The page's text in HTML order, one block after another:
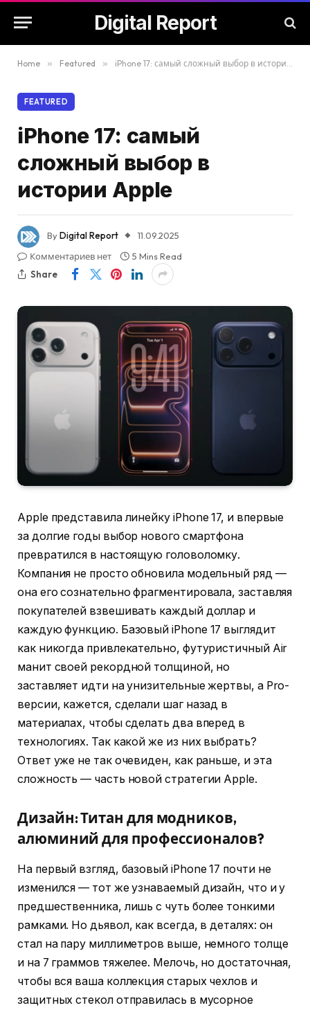
Digital Report
Home » Featured » iPhone 17: самый сложный выбор в истории Apple
FEATURED
iPhone 17: самый
сложный выбор в
истории Apple
ByDigital Report
11.09.2025
Комментариев нет
5 Mins Read
Share
Apple представила линейку iPhone 17, и впервые
за долгие годы выбор нового смартфона
превратился в настоящую головоломку.
Компания не просто обновила модельный ряд —
она его сознательно фрагментировала, заставляя
покупателей взвешивать каждый доллар и
каждую функцию. Базовый iPhone 17 выглядит
как никогда привлекательно, футуристичный Air
манит своей рекордной толщиной, но
заставляет идти на унизительные жертвы, а Pro-
версии, кажется, сделали шаг назад в
материалах, чтобы сделать два вперед в
технологиях. Так какой же из них выбрать?
Ответ уже не так очевиден, как раньше, и эта
сложность — часть новой стратегии Apple.
Дизайн: Титан для модников,
алюминий для профессионалов?
На первый взгляд, базовый iPhone 17 почти не
изменился — тот же узнаваемый дизайн, что и у
предшественника, лишь с чуть более тонкими
рамками. Но дьявол, как всегда, в деталях: он
стал на пару миллиметров выше, немного толще
и на 7 граммов тяжелее. Мелочь, но достаточная,
чтобы вся ваша коллекция старых чехлов и
защитных стекол отправилась в мусорное